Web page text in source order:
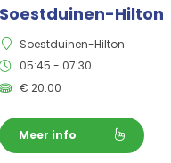
Soestduinen-Hilton
Soestduinen-Hilton
05:45 - 07:30
€ 20.00
Meer info